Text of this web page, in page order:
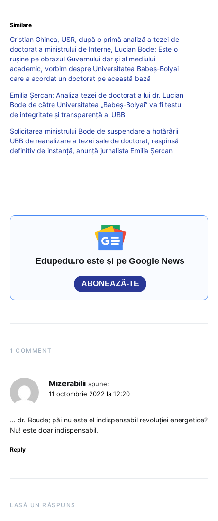
Similare
Cristian Ghinea, USR, după o primă analiză a tezei de
doctorat a ministrului de Interne, Lucian Bode: Este o
rușine pe obrazul Guvernului dar și al mediului
academic, vorbim despre Universitatea Babeș-Bolyai
care a acordat un doctorat pe această bază
Emilia Șercan: Analiza tezei de doctorat a lui dr. Lucian
Bode de către Universitatea „Babeș-Bolyai” va fi testul
de integritate și transparență al UBB
Solicitarea ministrului Bode de suspendare a hotărârii
UBB de reanalizare a tezei sale de doctorat, respinsă
definitiv de instanță, anunță jurnalista Emilia Șercan
Edupedu.ro este și pe Google News
ABONEAZĂ-TE
1 COMMENT
Mizerabilii spune:
11 octombrie 2022 la 12:20
… dr. Boude; păi nu este el indispensabil revoluției energetice?
Nu! este doar indispensabil.
Reply
LASĂ UN RĂSPUNS